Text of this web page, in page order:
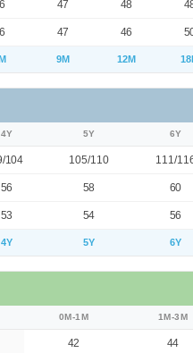
47 48
47 46
9M 12M
4Y 5Y 6Y
104 105/110 111/
56 58 60
53 54 56
4Y 5Y 6Y
0M-1M 1M-3M
42 44